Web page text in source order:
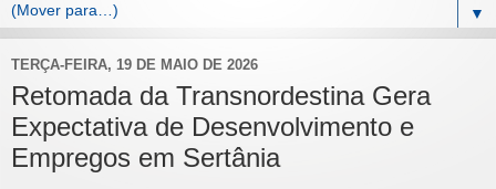
▼
TERÇA-FEIRA, 19 DE MAIO DE 2026
Retomada da Transnordestina Gera
Expectativa de Desenvolvimento e
Empregos em Sertânia